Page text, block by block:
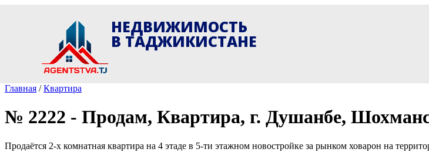
НЕДВИЖИМОСТЬ
В ТАДЖИКИСТАНЕ
Главная /Квартира
№ 2222 - Продам, Квартира, г. Душанбе,
Продаётся 2-х комнатная квартира на 4 этаде в 5-ти этажном новостройке за рынком ховарон на